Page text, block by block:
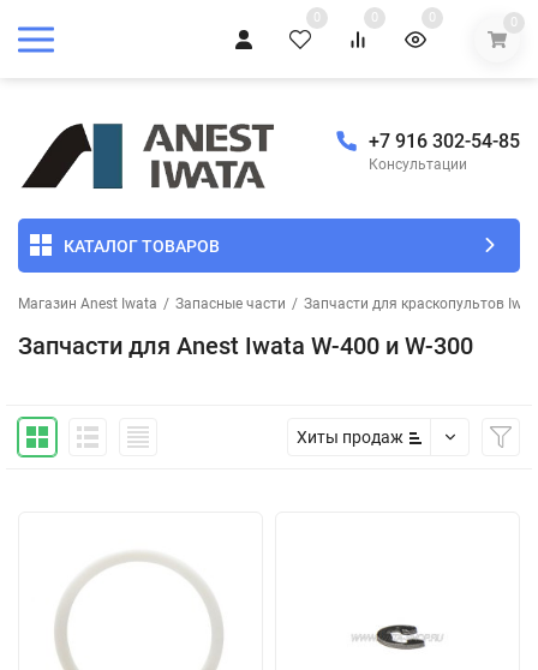
0 0 0 0
+7 916 302-54-85
Консультации
КАТАЛОГ ТОВАРОВ
Магазин Anest Iwata / Запасные части / Запчасти для краскопультов
Запчасти для Anest Iwata W-400 и W-300
Хиты продаж